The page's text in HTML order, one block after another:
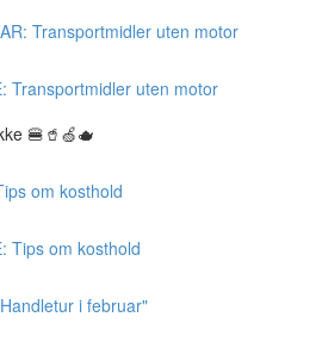
Transportmidler uten motor
Transportmidler uten motor
🍔🥤🍏🫖
om kosthold
Tips om kosthold
i februar"